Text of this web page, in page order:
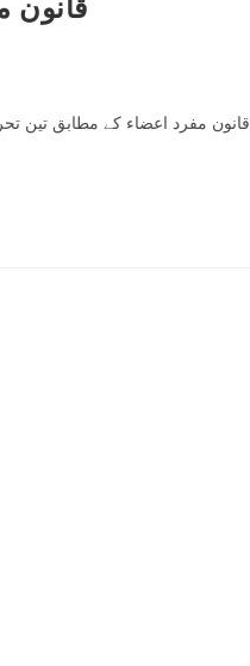
قانون مفرد اعضاء کے مطابق تین